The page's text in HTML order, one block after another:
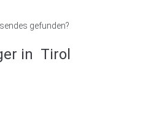
gefunden?
in Tirol